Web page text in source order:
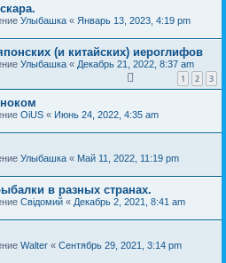
Улыбашка « Январь 13, 2023, 4:19 pm
(и китайских) иероглифов
Улыбашка « Декабрь 21, 2022, 8:37 am
1 2 3
OiUS « Июнь 24, 2022, 4:35 am
Улыбашка « Май 11, 2022, 11:19 pm
в разных странах.
Свідомий « Декабрь 2, 2021, 8:41 am
Walter « Сентябрь 29, 2021, 3:14 pm